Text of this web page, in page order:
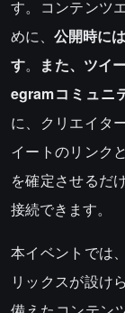
す。コンテンツ
めに、公開時に
す。
また、ツイ
egramコミュニ
に、クリエイタ
イートのリンク
を確定させるだ
接続できます。
本イベントでは
リックスが設け